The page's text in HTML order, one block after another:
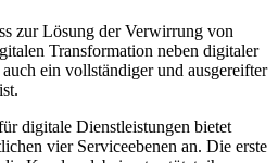
zur Lösung der Verwirrung von
Transformation neben digitaler
ein vollständiger und ausgereifter
digitale Dienstleistungen bietet
vier Serviceebenen an. Die erste